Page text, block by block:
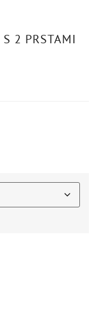
2 PRSTAMI